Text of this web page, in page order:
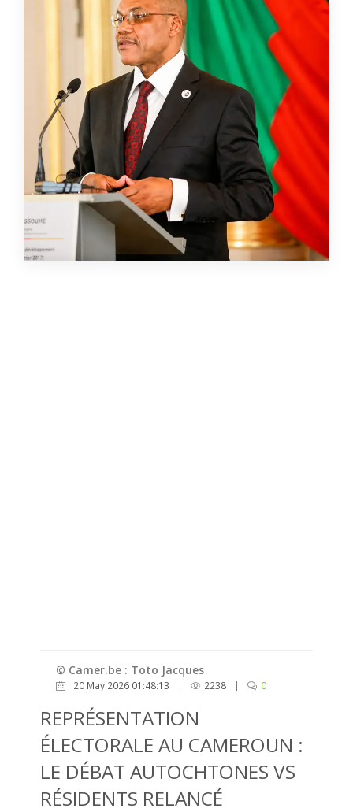
© Camer.be : Toto Jacques
20 May 2026 01:48:13 | 2238 | 0
REPRÉSENTATION
ÉLECTORALE AU CAMEROUN :
LE DÉBAT AUTOCHTONES VS
RÉSIDENTS RELANCÉ